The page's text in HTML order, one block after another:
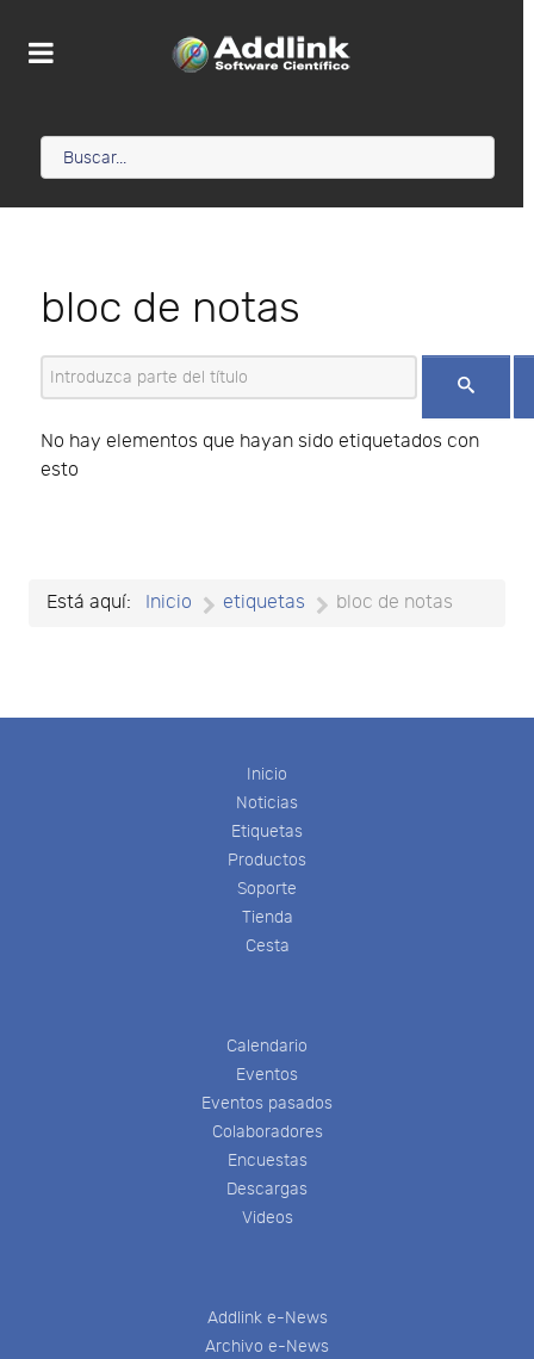
bloc de notas
Introduzca parte del título
No hay elementos que hayan sido etiquetados con
esto
Está aquí: Inicio etiquetas bloc de notas
Inicio
Noticias
Etiquetas
Productos
Soporte
Tienda
Cesta
Calendario
Eventos
Eventos pasados
Colaboradores
Encuestas
Descargas
Videos
Addlink e-News
Archivo e-News